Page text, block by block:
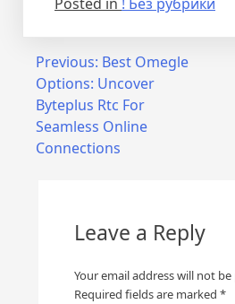
Post
navigation
Previous: Best Omegle
Options: Uncover
Byteplus Rtc For
Seamless Online
Connections
Leave a Reply
Your email address will not
Required fields are marked *